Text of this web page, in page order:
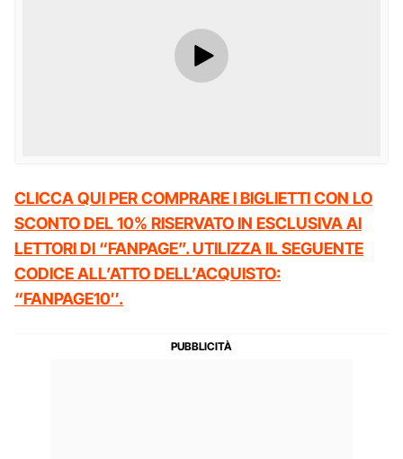
CLICCA QUI PER COMPRARE I BIGLIETTI CON LO
SCONTO DEL 10% RISERVATO IN ESCLUSIVA AI
LETTORI DI “FANPAGE”. UTILIZZA IL SEGUENTE
CODICE ALL’ATTO DELL’ACQUISTO:
“FANPAGE10″.